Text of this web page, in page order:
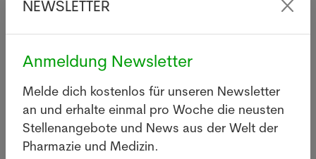
Gesucht
Apotheker/in in Zürich
NEWSLETTER
Anmeldung Newsletter
Melde dich kostenlos für unseren Newsletter
an und erhalte einmal pro Woche die neusten
Stellenangebote und News aus der Welt der
Pharmazie und Medizin.